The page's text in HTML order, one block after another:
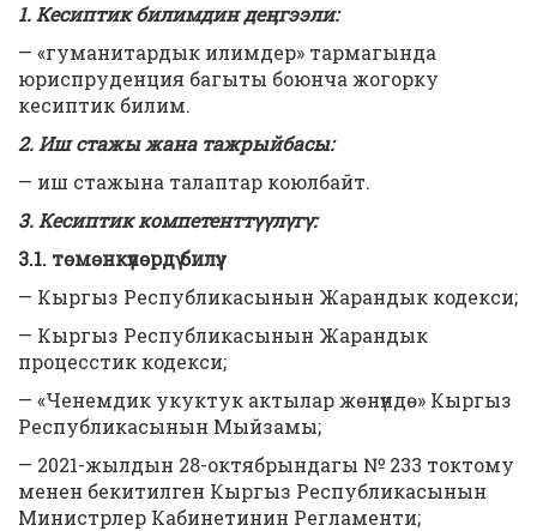
1. Кесиптик билимдин деңгээли:
— «гуманитардык илимдер» тармагында
юриспруденция багыты боюнча жогорку
кесиптик билим.
2. Иш стажы жана тажрыйбасы:
— иш стажына талаптар коюлбайт.
3. Кесиптик компетенттүүлүгү:
3.1. төмөнкүлөрдү билүү:
— Кыргыз Республикасынын Жарандык кодекси;
— Кыргыз Республикасынын Жарандык
процесстик кодекси;
— «Ченемдик укуктук актылар жөнүндө» Кыргыз
Республикасынын Мыйзамы;
— 2021-жылдын 28-октябрындагы № 233 токтому
менен бекитилген Кыргыз Республикасынын
Министрлер Кабинетинин Регламенти;